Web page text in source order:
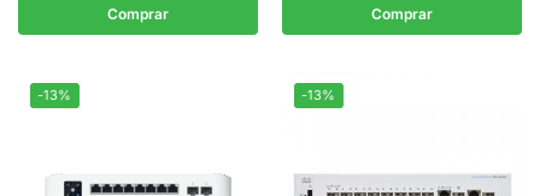
Comprar Comprar
-13% -13%